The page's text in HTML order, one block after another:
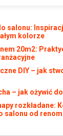
salonu:
kolorze
20m2:
DIY – jak
– jak ożywić
rozkładane:
salonu od